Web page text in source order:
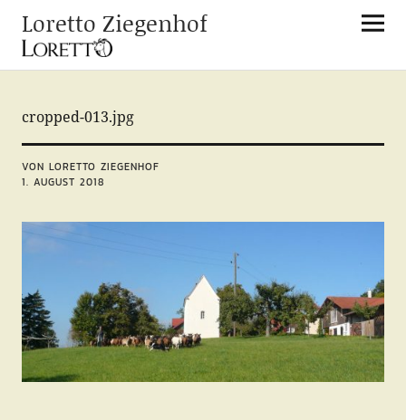
Loretto Ziegenhof
cropped-013.jpg
VON LORETTO ZIEGENHOF
1. AUGUST 2018